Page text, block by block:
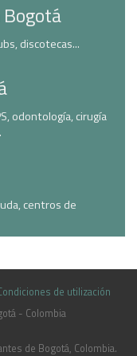
discotecas...
odontología, cirugía
centros de
de utilización
- Colombia
de Bogotá, Colombia.